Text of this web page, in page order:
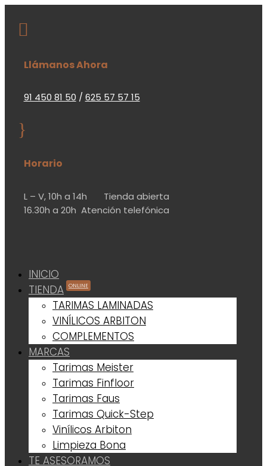

Llámanos Ahora
91 450 81 50 / 625 57 57 15
}
Horario
L – V,10h a 14h Tienda abierta
16.30h a 20h Atención telefónica
INICIO
TIENDA
ONLINE
TARIMAS LAMINADAS
VINÍLICOS ARBITON
COMPLEMENTOS
MARCAS
Tarimas Meister
Tarimas Finfloor
Tarimas Faus
Tarimas Quick-Step
Vinílicos Arbiton
Limpieza Bona
TE ASESORAMOS